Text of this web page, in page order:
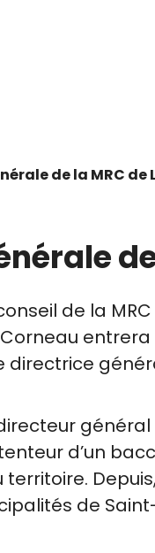
de la MRC de
de
de la
directrice
général
d’un
de